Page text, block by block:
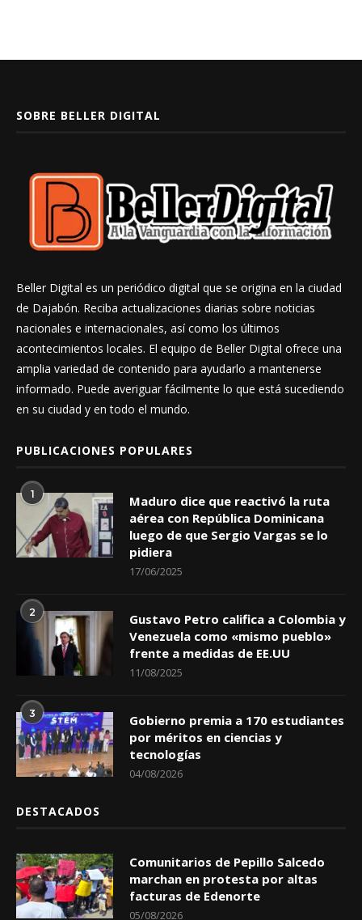
SOBRE BELLER DIGITAL
Beller Digital es un periódico digital que se origina en la ciudad
de Dajabón. Reciba actualizaciones diarias sobre noticias
nacionales e internacionales, así como los últimos
acontecimientos locales. El equipo de Beller Digital ofrece una
amplia variedad de contenido para ayudarlo a mantenerse
informado. Puede averiguar fácilmente lo que está sucediendo
en su ciudad y en todo el mundo.
PUBLICACIONES POPULARES
1
Maduro dice que reactivó la ruta
aérea con República Dominicana
luego de que Sergio Vargas se lo
pidiera
17/06/2025
2
Gustavo Petro califica a Colombia y
Venezuela como «mismo pueblo»
frente a medidas de EE.UU
11/08/2025
3
Gobierno premia a 170 estudiantes
por méritos en ciencias y
tecnologías
04/08/2026
DESTACADOS
Comunitarios de Pepillo Salcedo
marchan en protesta por altas
facturas de Edenorte
05/08/2026